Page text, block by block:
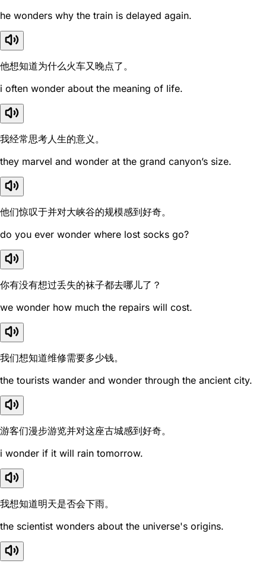
he wonders why the train is delayed again.
他想知道为什么火车又晚点了。
i often wonder about the meaning of life.
我经常思考人生的意义。
they marvel and wonder at the grand canyon’s size.
他们惊叹于并对大峡谷的规模感到好奇。
do you ever wonder where lost socks go?
你有没有想过丢失的袜子都去哪儿了？
we wonder how much the repairs will cost.
我们想知道维修需要多少钱。
the tourists wander and wonder through the ancient city.
游客们漫步游览并对这座古城感到好奇。
i wonder if it will rain tomorrow.
我想知道明天是否会下雨。
the scientist wonders about the universe's origins.